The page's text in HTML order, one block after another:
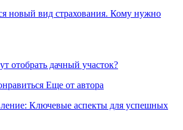
новый вид страхования. Кому нужно
отобрать дачный участок?
Еще от автора
Ключевые аспекты для успешных